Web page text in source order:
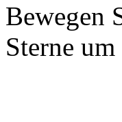
Bewegen
Sterne